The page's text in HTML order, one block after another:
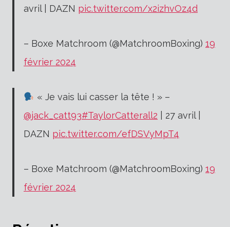
avril | DAZN pic.twitter.com/x2izhvOz4d
– Boxe Matchroom (@MatchroomBoxing) 19
février 2024
« Je vais lui casser la tête ! » –
@jack_catt93#TaylorCatterall2 | 27 avril |
DAZN pic.twitter.com/efDSVyMpT4
– Boxe Matchroom (@MatchroomBoxing) 19
février 2024